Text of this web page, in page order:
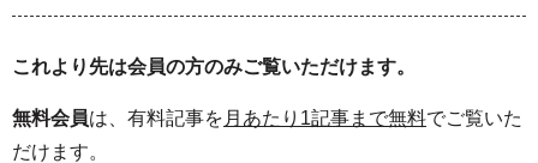
これより先は会員の方のみご覧いただけます。
無料会員は、有料記事を 月あたり1記事まで無料でご覧いた
だけます。